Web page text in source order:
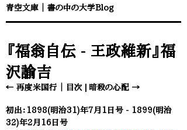
​青空文庫 書の中の大学Blog
『福翁自伝 - 王政維新』福
沢諭吉
← 再度米国行 目次 暗殺の心配 →​
初出：1898(明治31)年7月1日号 - 1899(明治
32)年2月16日号